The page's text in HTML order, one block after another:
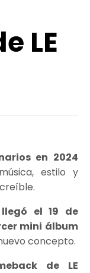
LE
en 2024
estilo y
llegó el 19 de
mini álbum
concepto.
de LE